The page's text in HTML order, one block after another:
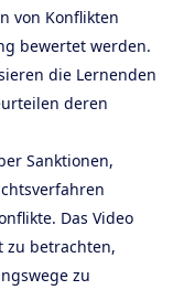
von Konflikten
bewertet werden.
die Lernenden
deren
Sanktionen,
Das Video
zu betrachten,
zu